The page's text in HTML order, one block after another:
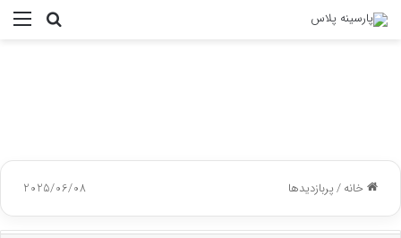
جستجو
خانه/پربازدیدها 2025/06/08